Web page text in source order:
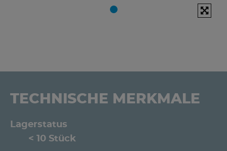
TECHNISCHE MERKMALE
Lagerstatus
< 10 Stück